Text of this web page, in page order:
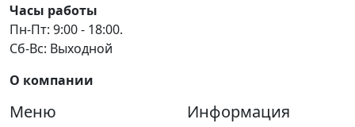
Часы работы
Пн-Пт: 9:00 - 18:00.
Сб-Вс: Выходной
О компании
Меню Информация